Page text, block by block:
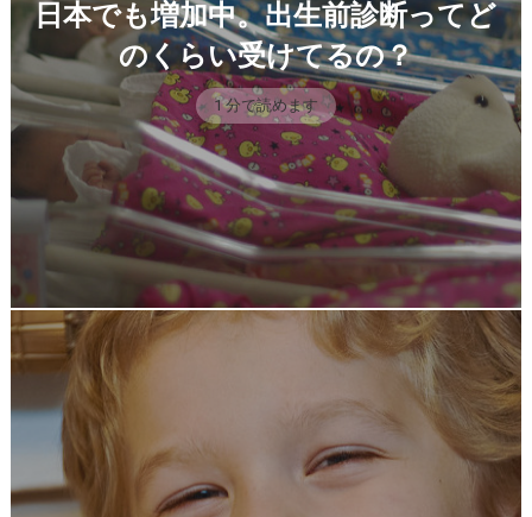
日本でも増加中。出生前診断ってど
のくらい受けてるの？
1 分で読めます